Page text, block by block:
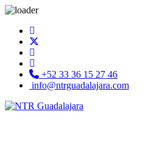
+52 33 36 15 27 46
info@ntrguadalajara.com